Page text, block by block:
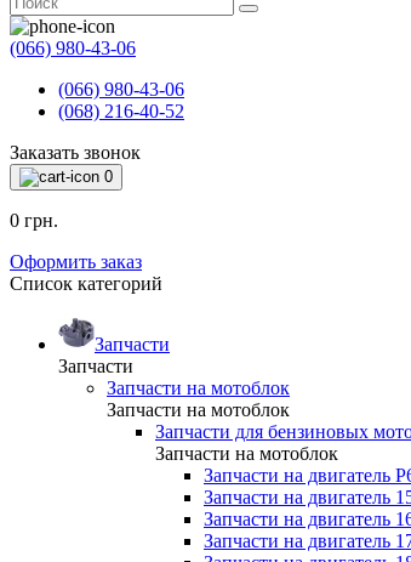
(066) 980-43-06
(066) 980-43-06
(068) 216-40-52
Заказать звонок
0
0 грн.
Оформить заказ
Список категорий
Запчасти
Запчасти
Запчасти на мотоблок
Запчасти на мотоблок
Запчасти для бензиновых
Запчасти на мотоблок
Запчасти на двигатель
Запчасти на двигатель
Запчасти на двигатель
Запчасти на двигатель